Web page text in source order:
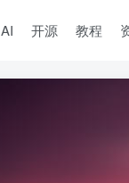
AI 开源 教程